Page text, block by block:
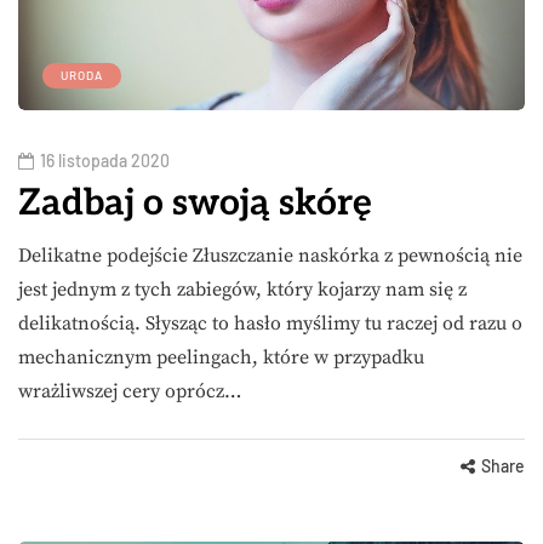
URODA
16 listopada 2020
Zadbaj o swoją skórę
Delikatne podejście Złuszczanie naskórka z pewnością nie
jest jednym z tych zabiegów, który kojarzy nam się z
delikatnością. Słysząc to hasło myślimy tu raczej od razu o
mechanicznym peelingach, które w przypadku
wrażliwszej cery oprócz…
Share